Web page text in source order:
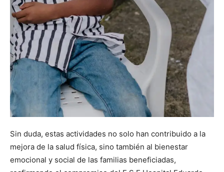
Sin duda, estas actividades no solo han contribuido a la
mejora de la salud física, sino también al bienestar
emocional y social de las familias beneficiadas,